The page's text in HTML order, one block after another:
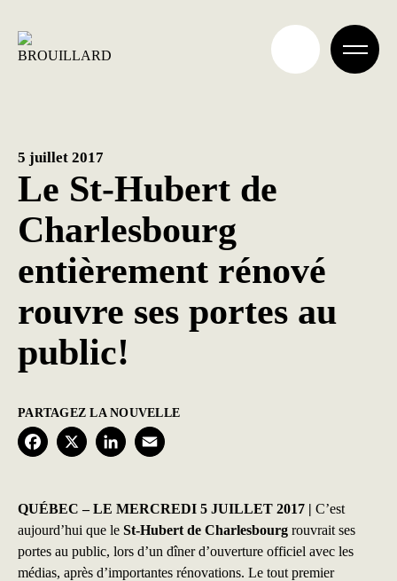
contenu
Le St-Hubert de
Charlesbourg
entièrement rénové
rouvre ses portes au
public!
5 juillet 2017
PARTAGEZ LA NOUVELLE
F
c
e
X
L
n
k
a
i
QUÉBEC – LE MERCREDI 5 JUILLET 2017 | C’est
aujourd’hui que le St-Hubert de Charlesbourg rouvrait ses
portes au public, lors d’un dîner d’ouverture officiel avec les
médias, après d’importantes rénovations. Le tout premier